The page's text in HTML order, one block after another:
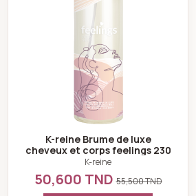
K-reine Brume de luxe
cheveux et corps feelings 230
ml
K-reine
50,600 TND55,500 TND